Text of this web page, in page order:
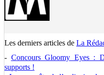
Les derniers articles de La
- Concours Gloomy Eyes :
supports !